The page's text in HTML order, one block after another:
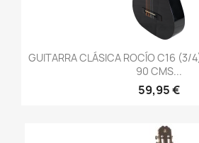
GUITARRA CLÁSICA ROCÍO C16 (3/
90 CMS...
59,95 €